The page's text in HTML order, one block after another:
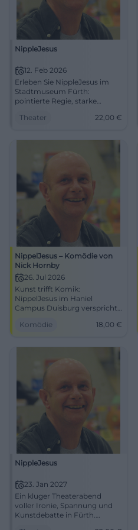
NippleJesus
12. Feb 2026
Erleben Sie NippleJesus im
Stadtmuseum Fürth:
pointierte Regie, starke
Kunstdebatte. 12.02.2026,
Bühnenerlebnis – jetzt Plätze
Theater 22,00 €
NippelJesus – Komödie von
Nick Hornby
26. Jul 2026
Kunst trifft Komik:
NippelJesus im Haniel
Campus Duisburg verspricht
Präsenz und einen Abend
VVK 18 €. #Comedy
Komödie 18,00 €
NippleJesus
23. Jan 2027
Ein kluger Theaterabend
voller Ironie, Spannung und
Kunstdebatte in Fürth.